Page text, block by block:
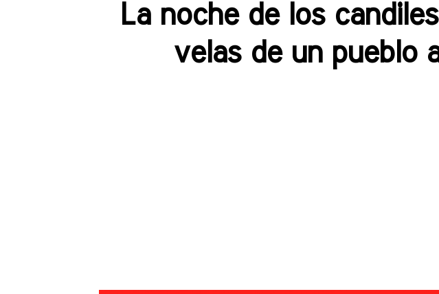
La noche de los
velas de un pueblo